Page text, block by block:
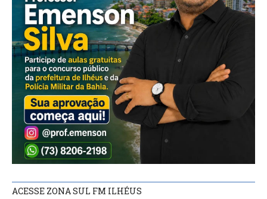
ACESSE ZONA SUL FM ILHÉUS